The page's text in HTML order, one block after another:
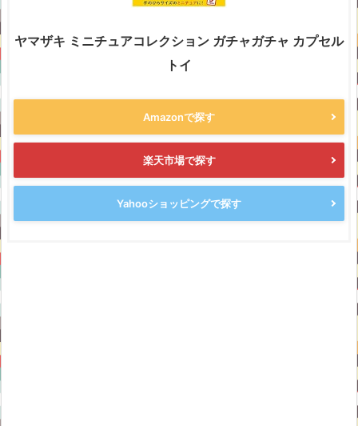
ヤマザキ ミニチュアコレクション ガチャガチャ カプセル
トイ
Amazonで探す
楽天市場で探す
Yahooショッピングで探す